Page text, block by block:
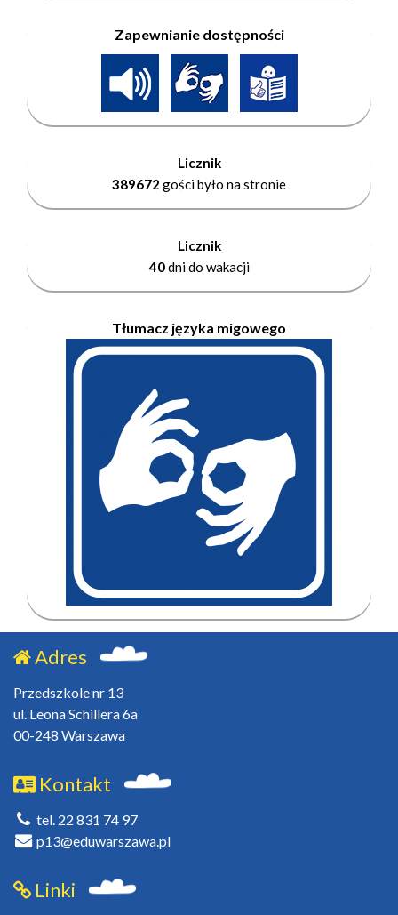
Zapewnianie dostępności
Licznik
389672 gości było na stronie
Licznik
40dni do wakacji
Tłumacz języka migowego
Adres
Przedszkole nr 13
ul. Leona Schillera 6a
00-248 Warszawa
Kontakt
tel. 22 831 74 97
p13@eduwarszawa.pl
Linki